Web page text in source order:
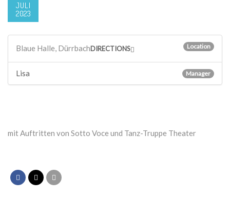
JULI
2023
Blaue Halle, Dürrbach Location
DIRECTIONS
Lisa Manager
mit Auftritten von Sotto Voce und Tanz-Truppe Theater